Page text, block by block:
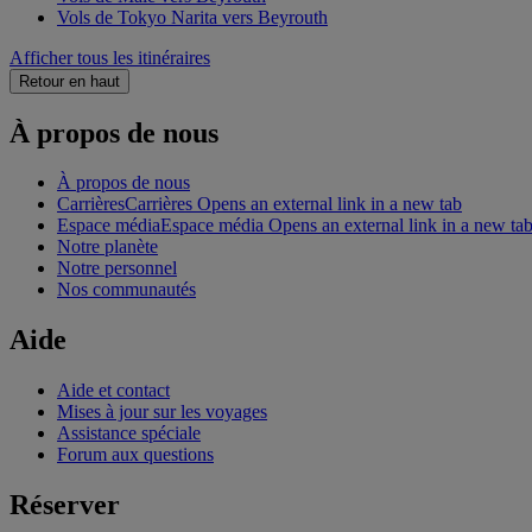
Vols de Tokyo Narita vers Beyrouth
Afficher tous les itinéraires
Retour en haut
À propos de nous
À propos de nous
CarrièresCarrières Opens an external link in a new tab
Espace médiaEspace média Opens an external link in a new tab
Notre planète
Notre personnel
Nos communautés
Aide
Aide et contact
Mises à jour sur les voyages
Assistance spéciale
Forum aux questions
Réserver